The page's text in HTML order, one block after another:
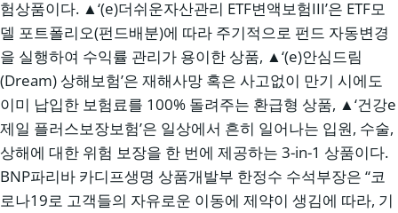
험상품이다. ▲‘(e)더쉬운자산관리 ETF변액보험III’은 ETF모
델 포트폴리오(펀드배분)에 따라 주기적으로 펀드 자동변경
을 실행하여 수익률 관리가 용이한 상품, ▲‘(e)안심드림
(Dream) 상해보험’은 재해사망 혹은 사고없이 만기 시에도
이미 납입한 보험료를 100% 돌려주는 환급형 상품, ▲‘건강e
제일 플러스보장보험’은 일상에서 흔히 일어나는 입원, 수술,
상해에 대한 위험 보장을 한 번에 제공하는 3-in-1 상품이다.
BNP파리바 카디프생명 상품개발부 한정수 수석부장은 “코
로나19로 고객들의 자유로운 이동에 제약이 생김에 따라, 기